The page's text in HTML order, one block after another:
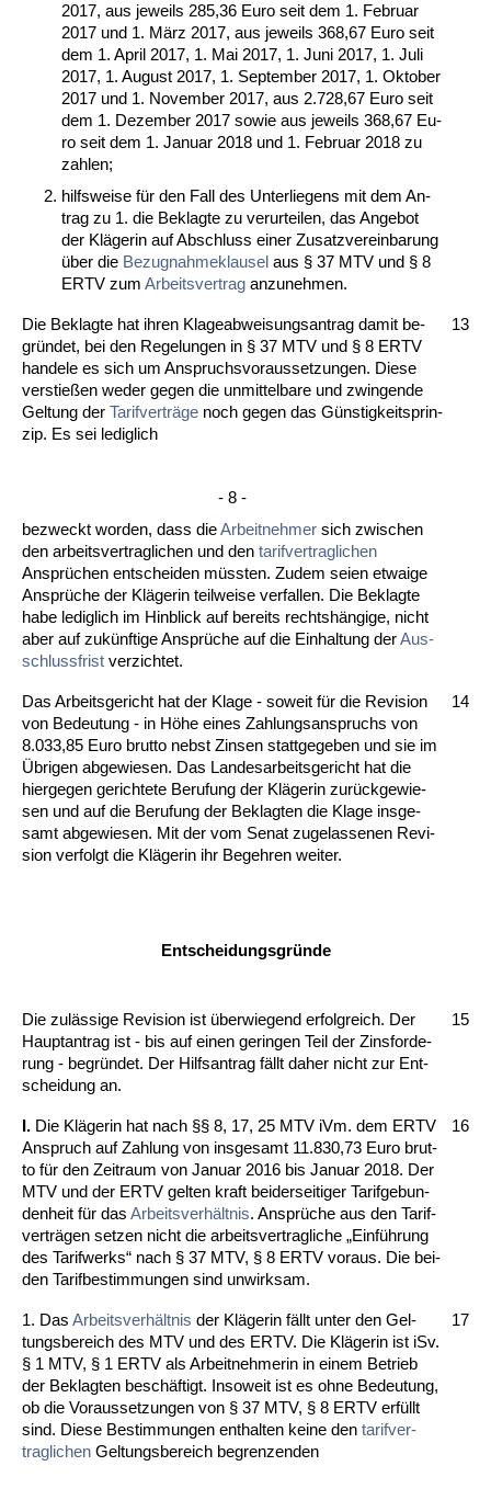
2017, aus je­weils 285,36 Eu­ro seit dem 1. Fe­bru­ar
2017 und 1. März 2017, aus je­weils 368,67 Eu­ro seit
dem 1. April 2017, 1. Mai 2017, 1. Ju­ni 2017, 1. Ju­li
2017, 1. Au­gust 2017, 1. Sep­tem­ber 2017, 1. Ok­to­ber
2017 und 1. No­vem­ber 2017, aus 2.728,67 Eu­ro seit
dem 1. De­zem­ber 2017 so­wie aus je­weils 368,67 Eu­
ro seit dem 1. Ja­nu­ar 2018 und 1. Fe­bru­ar 2018 zu
zah­len;
hilfs­wei­se für den Fall des Un­ter­lie­gens mit dem An­
trag zu 1. die Be­klag­te zu ver­ur­tei­len, das An­ge­bot
der Kläge­rin auf Ab­schluss ei­ner Zu­satz­ver­ein­ba­rung
über die Be­zug­nah­me­klau­sel aus § 37 MTV und § 8
ERTV zum Ar­beits­ver­trag an­zu­neh­men.
Die Be­klag­te hat ih­ren Kla­ge­ab­wei­sungs­an­trag da­mit be­
gründet, bei den Re­ge­lun­gen in § 37 MTV und § 8 ERTV
han­de­le es sich um An­spruchs­vo­raus­set­zun­gen. Die­se
ver­stießen we­der ge­gen die un­mit­tel­ba­re und zwin­gen­de
Gel­tung der Ta­rif­verträge noch ge­gen das Güns­tig­keits­prin­
zip. Es sei le­dig­lich
- 8 -
be­zweckt wor­den, dass dieAr­beit­neh­mer sich zwi­schen
den ar­beits­ver­trag­li­chen und den ta­rif­ver­trag­li­chen
Ansprüchen ent­schei­den müss­ten. Zu­dem sei­en et­wai­ge
Ansprüche der Kläge­rin teil­wei­se ver­fal­len. Die Be­klag­te
ha­be le­dig­lich im Hin­blick auf be­reits rechtshängi­ge, nicht
aber auf zukünf­ti­ge Ansprüche auf die Ein­hal­tung derAus­
schluss­frist ver­zich­tet.
13
Das Ar­beits­ge­richt hat der Kla­ge - so­weit für die Re­vi­si­on
von Be­deu­tung - in Höhe ei­nes Zah­lungs­an­spruchs von
8.033,85 Eu­ro brut­to nebst Zin­sen statt­ge­ge­ben und sie im
Übri­gen ab­ge­wie­sen. Das Lan­des­ar­beits­ge­richt hat die
hier­ge­gen ge­rich­te­te Be­ru­fung der Kläge­rin zurück­ge­wie­
sen und auf die Be­ru­fung der Be­klag­ten die Kla­ge ins­ge­
samt ab­ge­wie­sen. Mit der vom Se­nat zu­ge­las­se­nen Re­vi­
si­on ver­folgt die Kläge­rin ihr Be­geh­ren wei­ter.
14
Ent­schei­dungs­gründe
Die zulässi­ge Re­vi­si­on ist über­wie­gend er­folg­reich. Der
Haupt­an­trag ist - bis auf ei­nen ge­rin­gen Teil der Zins­for­de­
rung - be­gründet. Der Hilfs­an­trag fällt da­her nicht zur Ent­
schei­dung an.
15
I. Die Kläge­rin hat nach §§ 8, 17, 25 MTV iVm. dem ERTV
An­spruch auf Zah­lung von ins­ge­samt 11.830,73 Eu­ro brut­
to für den Zeit­raum von Ja­nu­ar 2016 bis Ja­nu­ar 2018. Der
MTV und der ERTV gel­ten kraft bei­der­sei­ti­ger Ta­rif­ge­bun­
den­heit für das Ar­beits­verhält­nis. Ansprüche aus den Ta­rif­
verträgen set­zen nicht die ar­beits­ver­trag­li­che „Einführung
des Ta­rif­werks“ nach § 37 MTV, § 8 ERTV vor­aus. Die bei­
den Ta­rif­be­stim­mun­gen sind un­wirk­sam.
16
1. Das Ar­beits­verhält­nis der Kläge­rin fällt un­ter den Gel­
tungs­be­reich des MTV und des ERTV. Die Kläge­rin ist iSv.
§ 1 MTV, § 1 ERTV als Ar­beit­neh­me­rin in ei­nem Be­trieb
der Be­klag­ten beschäftigt. In­so­weit ist es oh­ne Be­deu­tung,
ob die Vor­aus­set­zun­gen von § 37 MTV, § 8 ERTV erfüllt
sind. Die­se Be­stim­mun­gen ent­hal­ten kei­ne den ta­rif­ver­
trag­li­chen Gel­tungs­be­reich be­gren­zen­den
17